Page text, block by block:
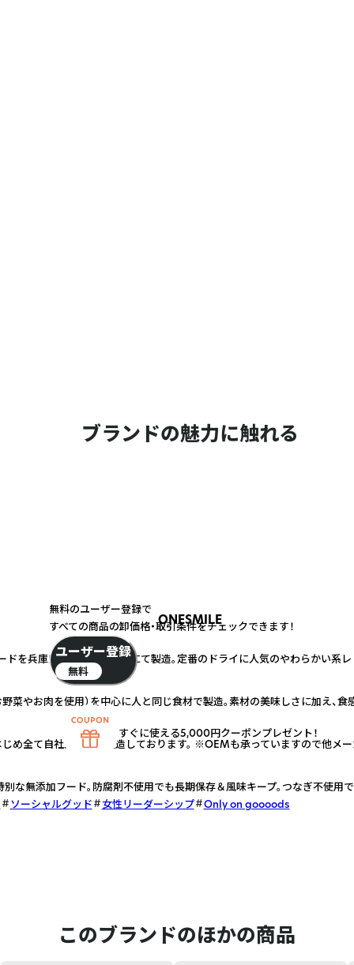
ブランドの魅力に触れる
ONESMILE
を兵庫県にある自社工場にて製造。定番のドライに人気のやわらかい系レ
菜やお肉を使用）を中心に人と同じ食材で製造。素材の美味しさに加え、食
め全て自社工場にて製造しております。 ※OEMも承っていますので他メ
な無添加フード。防腐剤不使用でも長期保存＆風味キープ。つなぎ不使用
ソーシャルグッド 女性リーダーシップ Only on goooods
このブランドのほかの商品
無料のユーザー登録で
すべての商品の卸価格・取引条件をチェックできます！
ユーザー登録
無料
すぐに使える5,000円クーポンプレゼント！